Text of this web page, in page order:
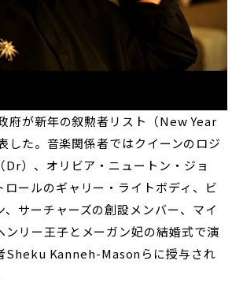
府が新年の叙勲者リスト（New Year
した。音楽関係者ではクイーンのロジ
Dr）、オリビア・ニュートン・ジョ
ロールのギャリー・ライトボディ、ビ
、サーチャーズの創設メンバー、マイ
ンリー王子とメーガン妃の結婚式で演
Sheku Kanneh-Masonらに授与され